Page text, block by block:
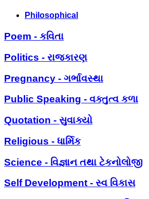
Philosophical
Poem - કવિતા
Politics - રાજકારણ
Pregnancy - ગર્ભાવસ્થા
Public Speaking - વક્તુત્વ કળા
Quotation - સુવાક્યો
Religious - ધાર્મિક
Science - વિજ્ઞાન તથા ટેકનોલોજી
Self Development - સ્વ વિકાસ